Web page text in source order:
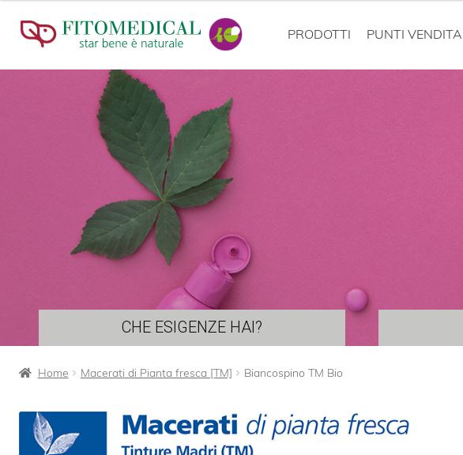
PRODOTTI PUNTI VENDITA
CHE ESIGENZE HAI?
Home Macerati di Pianta fresca [TM] Biancospino TM Bio